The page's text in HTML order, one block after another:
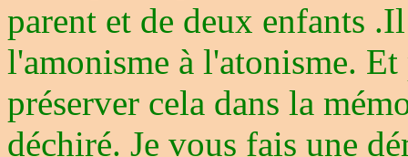
parent et de deux enfants
l'amonisme à l'atonisme.
préserver cela dans la
déchiré. Je vous fais une